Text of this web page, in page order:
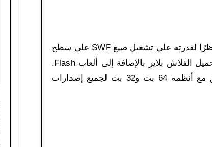
Adobe Flash Player 2026 كأداة أساسية نظرًا لقدرته على تشغيل صيغ SWF على سطح
المكتب وتشغيل محتوى الوسائط المتعددة من الإنترنت، مثل الصوت والفيديو، تحميل الفلاش بلاير بالإضافة إلى ألعاب Flash.
لذلك، يوفر موقع Programs Plus روابط مباشرة لتنزيل Flash Player المتوافق مع أنظمة 64 بت و32 بت لجميع إصدارات